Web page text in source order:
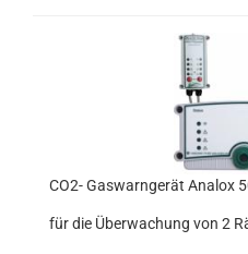
CO2- Gaswarngerät Analox
für die Überwachung von 2